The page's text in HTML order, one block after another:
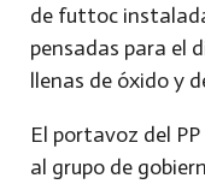
de futtoc
pensadas para el
llenas de óxido y
El portavoz del
al grupo de